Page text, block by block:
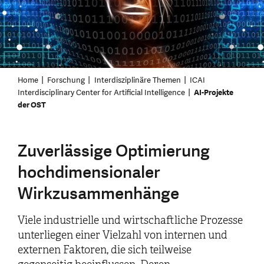
Home Forschung Interdisziplinäre Themen
ICAI
Interdisciplinary Center for Artificial Intelligence
AI-Projekte
der OST
Zuverlässige Optimierung
hochdimensionaler
Wirkzusammenhänge
Viele industrielle und wirtschaftliche Prozesse
unterliegen einer Vielzahl von internen und
externen Faktoren, die sich teilweise